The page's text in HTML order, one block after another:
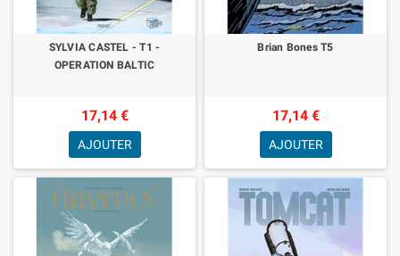
SYLVIA CASTEL - T1 -
OPERATION BALTIC
17,14 €
AJOUTER
Brian Bones T5
17,14 €
AJOUTER